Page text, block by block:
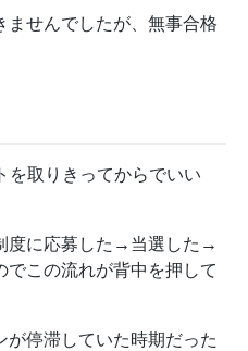
ませんでしたが、無事合格
を取りきってからでいい
度に応募した→当選した→
この流れが背中を押して
が停滞していた時期だった